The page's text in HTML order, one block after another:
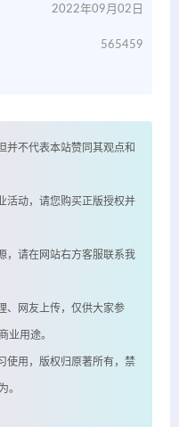
2022年09月02日
565459
并不代表本站赞同其观点和
活动，请您购买正版授权并
，请在网站右方客服联系我
、网友上传，仅供大家参
业用途。
使用，版权归原著所有，禁
。